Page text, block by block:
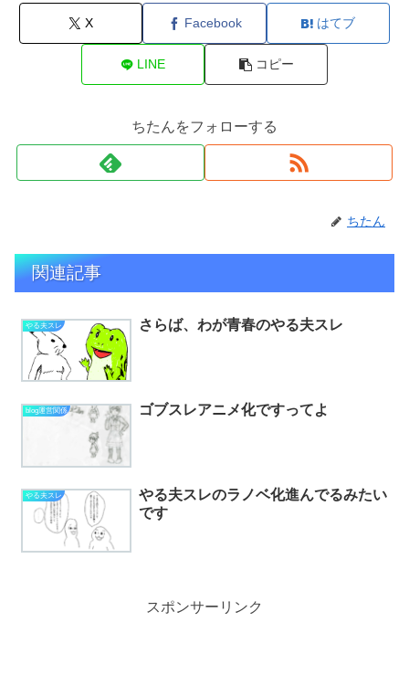
X Facebook はてブ
LINE コピー
ちたんをフォローする
ちたん
関連記事
やる夫スレ さらば、わが青春のやる夫スレ
blog運営関係 ゴブスレアニメ化ですってよ
やる夫スレ
やる夫スレのラノベ化進んでるみたい
です
スポンサーリンク